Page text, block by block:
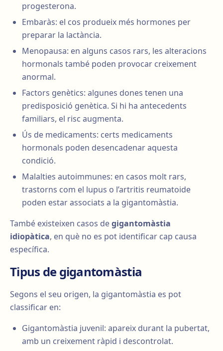
progesterona.
Embaràs: el cos produeix més hormones per
preparar la lactància.
Menopausa: en alguns casos rars, les alteracions
hormonals també poden provocar creixement
anormal.
Factors genètics: algunes dones tenen una
predisposició genètica. Si hi ha antecedents
familiars, el risc augmenta.
Ús de medicaments: certs medicaments
hormonals poden desencadenar aquesta
condició.
Malalties autoimmunes: en casos molt rars,
trastorns com el lupus o l’artritis reumatoide
poden estar associats a la gigantomàstia.
També existeixen casos degigantomàstia
idiopàtica, en què no es pot identificar cap causa
específica.
Tipus de gigantomàstia
Segons el seu origen, la gigantomàstia es pot
classificar en:
Gigantomàstia juvenil: apareix durant la pubertat,
amb un creixement ràpid i descontrolat.